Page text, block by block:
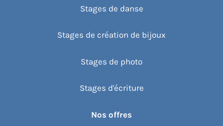
Stages de danse
Stages de création de bijoux
Stages de photo
Stages d'écriture
Nos offres